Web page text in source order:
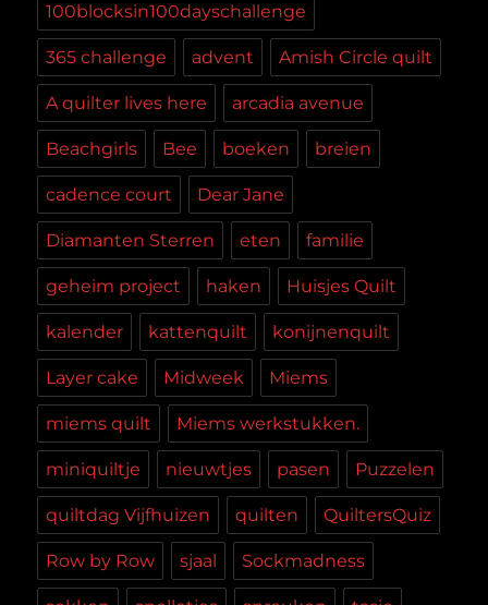
100blocksin100dayschallenge
365 challenge advent Amish Circle quilt
A quilter lives here arcadia avenue
Beachgirls Bee boeken breien
cadence court Dear Jane
Diamanten Sterren eten familie
geheim project haken Huisjes Quilt
kalender kattenquilt konijnenquilt
Layer cake Midweek Miems
miems quilt Miems werkstukken.
miniquiltje nieuwtjes pasen Puzzelen
quiltdag Vijfhuizen quilten QuiltersQuiz
Row by Row sjaal Sockmadness